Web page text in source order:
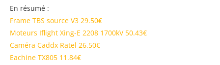
En résumé :
Frame TBS source V3 29.50€
Moteurs Iflight Xing-E 2208 1700kV 50.43€
Caméra Caddx Ratel 26.50€
Eachine TX805 11.84€